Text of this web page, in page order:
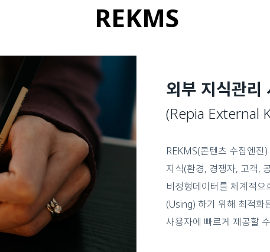
REKMS
외부 지식관리
(Repia External
REKMS(콘텐츠 수집엔진
지식(환경, 경쟁자, 고객,
비정형데이터를 체계적
(Using) 하기 위해 최적화
사용자에 빠르게 제공할